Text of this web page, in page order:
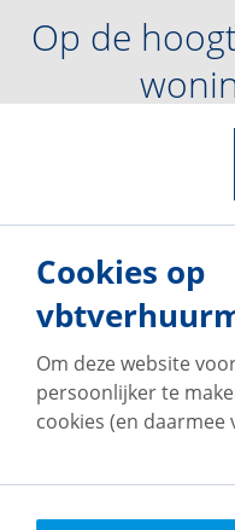
Op de
Maak een account
updates met voor
Cookies op
Om deze website
persoonlijker te
cookies (en daarmee